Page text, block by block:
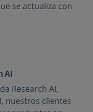
se actualiza con
AI
Research AI,
nuestros clientes